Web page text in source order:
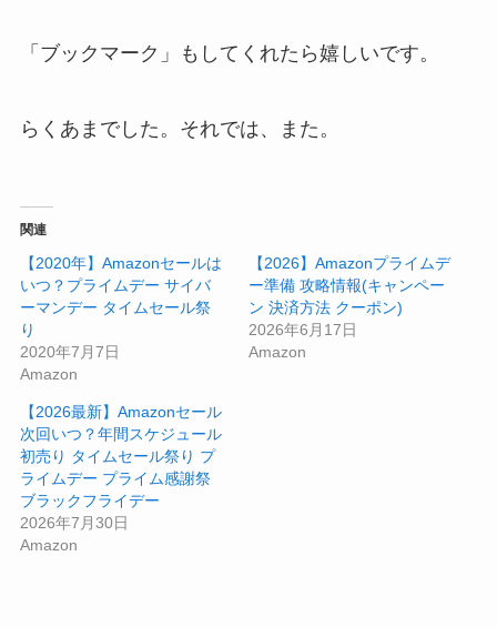
「ブックマーク」もしてくれたら嬉しいです。
らくあまでした。それでは、また。
関連
【2020年】Amazonセールは
いつ？プライムデー サイバ
ーマンデー タイムセール祭
り
2020年7月7日
Amazon
【2026】Amazonプライムデ
ー準備 攻略情報(キャンペー
ン 決済方法 クーポン)
2026年6月17日
Amazon
【2026最新】Amazonセール
次回いつ？年間スケジュール
初売り タイムセール祭り プ
ライムデー プライム感謝祭
ブラックフライデー
2026年7月30日
Amazon